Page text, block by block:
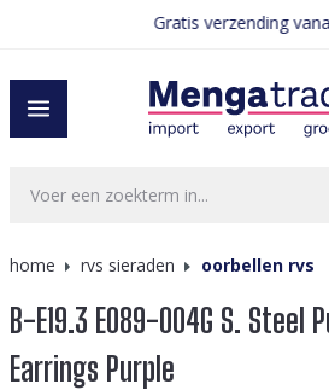
Gratis verzending
home rvs sieraden oorbellen rvs
B-E19.3 E089-004G S. Steel
Earrings Purple